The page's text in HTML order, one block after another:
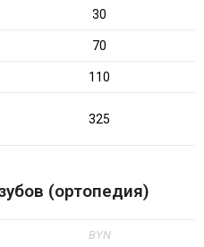
30
70
110
325
(ортопедия)
BYN